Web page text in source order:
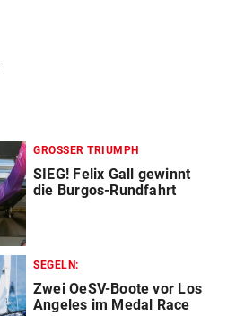
GROSSER TRIUMPH
SIEG! Felix Gall gewinnt
die Burgos-Rundfahrt
SEGELN:
Zwei OeSV-Boote vor Los
Angeles im Medal Race